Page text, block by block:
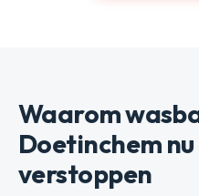
Waarom
Doetinchem
verstoppen